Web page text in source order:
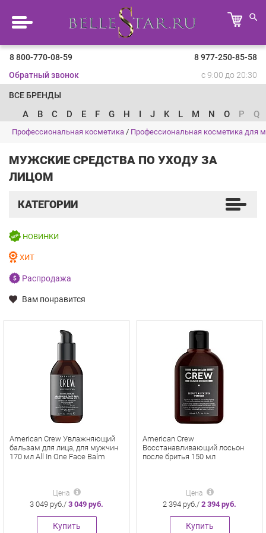
8 800-770-08-59
8 977-250-85-58
Обратный звонок
с 9:00 до 20:30
ВСЕ БРЕНДЫ
A B C D E F G H I J K L M N O P Q
Профессиональная косметика / Профессиональная косметика для
МУЖСКИЕ СРЕДСТВА ПО УХОДУ ЗА
ЛИЦОМ
КАТЕГОРИИ
НОВИНКИ
ХИТ
Распродажа
Вам понравится
American Crew Увлажняющий
бальзам для лица, для мужчин
170 мл All In One Face Balm
Цена
3 049 руб./ 3 049 руб.
Купить
American Crew
Восстанавливающий лосьон
после бритья 150 мл
Цена
2 394 руб./ 2 394 руб.
Купить